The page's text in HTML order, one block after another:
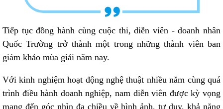
Tiếp tục đồng hành cùng cuộc thi, diễn viên - doanh nhân
Quốc Trường trở thành một trong những thành viên ban
giám khảo mùa giải năm nay.
Với kinh nghiệm hoạt động nghệ thuật nhiều năm cùng quá
trình điều hành doanh nghiệp, nam diễn viên được kỳ vọng
mang đến góc nhìn đa chiều về hình ảnh, tư duy, khả năng